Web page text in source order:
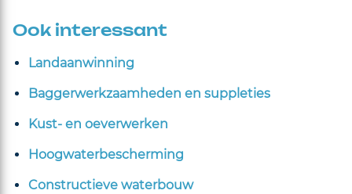
Ook interessant
Landaanwinning
Baggerwerkzaamheden en suppleties
Kust- en oeverwerken
Hoogwaterbescherming
Constructieve waterbouw